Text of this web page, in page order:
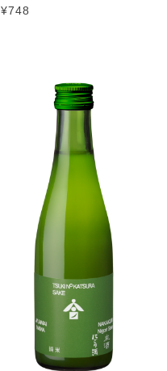
¥748